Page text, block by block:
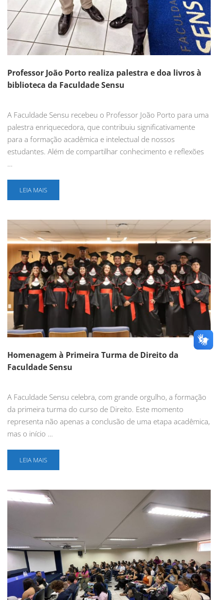
Professor João Porto realiza palestra e doa livros à
biblioteca da Faculdade Sensu
A Faculdade Sensu recebeu o Professor João Porto para uma
palestra enriquecedora, que contribuiu significativamente
para a formação acadêmica e intelectual de nossos
estudantes. Além de compartilhar conhecimento e reflexões
…
LEIA MAIS
Homenagem à Primeira Turma de Direito da
Faculdade Sensu
A Faculdade Sensu celebra, com grande orgulho, a formação
da primeira turma do curso de Direito. Este momento
representa não apenas a conclusão de uma etapa acadêmica,
mas o início …
LEIA MAIS